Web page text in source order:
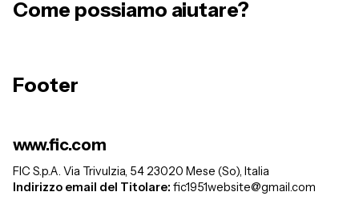
Come possiamo aiutare?
Footer
www.fic.com
FIC S.p.A. Via Trivulzia, 54 23020 Mese (So), Italia
Indirizzo email del Titolare: fic1951website@gmail.com